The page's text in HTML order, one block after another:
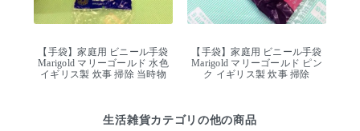
【手袋】家庭用 ビニール手袋
Marigold マリーゴールド 水色
イギリス製 炊事 掃除 当時物
【手袋】家庭用 ビニール手袋
Marigold マリーゴールド ピン
ク イギリス製 炊事 掃除
生活雑貨カテゴリの他の商品